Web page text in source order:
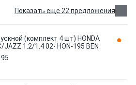
Показать еще 22 предложения
(комплект 4 шт) HONDA
JAZZ 1.2/1.4 02- HON-195 BEN